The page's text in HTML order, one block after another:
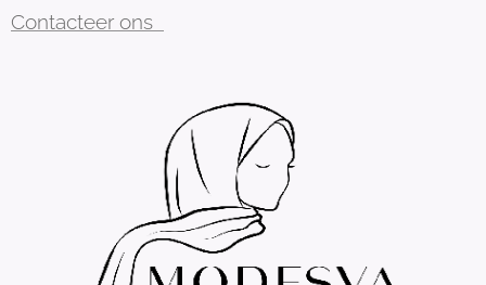
Contacteer ons